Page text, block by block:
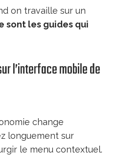
on travaille sur un
sont les guides qui
l’interface mobile de
change
longuement sur
le menu contextuel.